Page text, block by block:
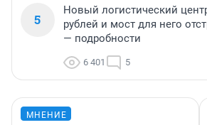
5
Новый логистический
рублей и мост для него
— подробности
6 401 5
МНЕНИЕ